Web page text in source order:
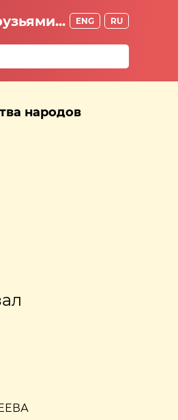
ENG RU
народов